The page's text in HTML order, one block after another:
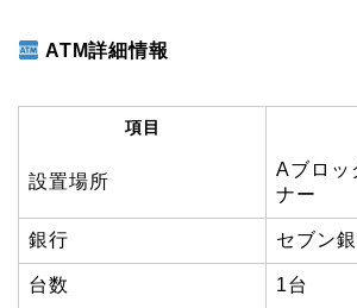
ATM詳細情報
項目
設置場所
Aブロッ
ナー
銀行 セブン
台数 1台